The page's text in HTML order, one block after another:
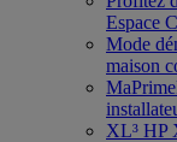
Espace
Mode
maison
XL³ HP